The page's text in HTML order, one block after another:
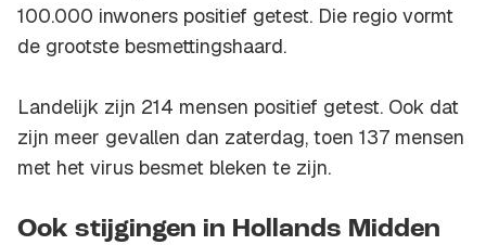
100.000 inwoners positief getest. Die regio vormt
de grootste besmettingshaard.
Landelijk zijn 214 mensen positief getest. Ook dat
zijn meer gevallen dan zaterdag, toen 137 mensen
met het virus besmet bleken te zijn.
Ook stijgingen in Hollands Midden